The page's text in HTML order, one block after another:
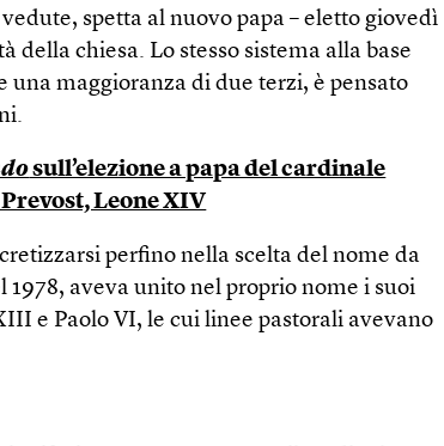
spetta al nuovo papa – eletto giovedì
della chiesa. Lo stesso sistema alla base
una maggioranza di due terzi, è pensato
sull’elezione a papa del cardinale
Leone XIV
perfino nella scelta del nome da
aveva unito nel proprio nome i suoi
e Paolo VI, le cui linee pastorali avevano